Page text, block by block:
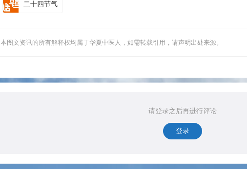
二十四节气
本图文资讯的所有解释权均属于华夏中医人，如需转载引用，请声明出处来源。
请登录之后再进行评论
登录